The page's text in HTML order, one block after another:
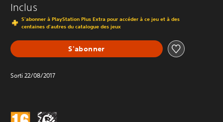
Inclus
S'abonner à PlayStation Plus Extra pour accéder à ce jeu et à des
centaines d'autres du catalogue des jeux
S'abonner
Sorti 22/08/2017